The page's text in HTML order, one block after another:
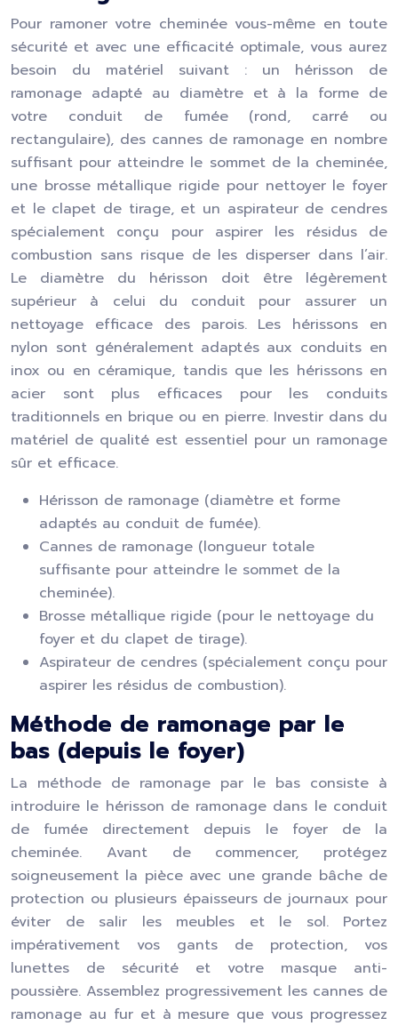
Pour ramoner votre cheminée vous-même en toute
sécurité et avec une efficacité optimale, vous aurez
besoin du matériel suivant : un hérisson de
ramonage adapté au diamètre et à la forme de
votre conduit de fumée (rond, carré ou
rectangulaire), des cannes de ramonage en nombre
suffisant pour atteindre le sommet de la cheminée,
une brosse métallique rigide pour nettoyer le foyer
et le clapet de tirage, et un aspirateur de cendres
spécialement conçu pour aspirer les résidus de
combustion sans risque de les disperser dans l’air.
Le diamètre du hérisson doit être légèrement
supérieur à celui du conduit pour assurer un
nettoyage efficace des parois. Les hérissons en
nylon sont généralement adaptés aux conduits en
inox ou en céramique, tandis que les hérissons en
acier sont plus efficaces pour les conduits
traditionnels en brique ou en pierre. Investir dans du
matériel de qualité est essentiel pour un ramonage
sûr et efficace.
Hérisson de ramonage (diamètre et forme
adaptés au conduit de fumée).
Cannes de ramonage (longueur totale
suffisante pour atteindre le sommet de la
cheminée).
Brosse métallique rigide (pour le nettoyage du
foyer et du clapet de tirage).
Aspirateur de cendres (spécialement conçu pour
aspirer les résidus de combustion).
Méthode de ramonage par le
bas (depuis le foyer)
La méthode de ramonage par le bas consiste à
introduire le hérisson de ramonage dans le conduit
de fumée directement depuis le foyer de la
cheminée. Avant de commencer, protégez
soigneusement la pièce avec une grande bâche de
protection ou plusieurs épaisseurs de journaux pour
éviter de salir les meubles et le sol. Portez
impérativement vos gants de protection, vos
lunettes de sécurité et votre masque anti-
poussière. Assemblez progressivement les cannes de
ramonage au fur et à mesure que vous progressez